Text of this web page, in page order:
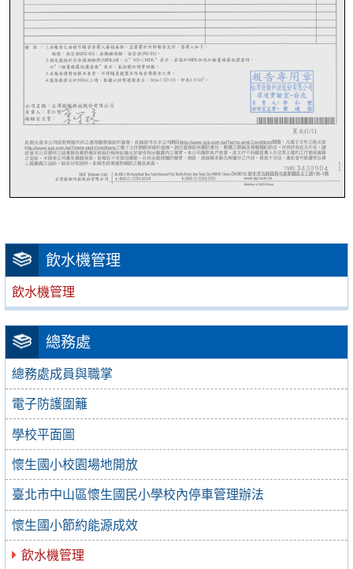
飲水機管理
飲水機管理
總務處
總務處成員與職掌
電子防護圍籬
學校平面圖
懷生國小校園場地開放
臺北市中山區懷生國民小學校內停車管理辦法
懷生國小節約能源成效
飲水機管理